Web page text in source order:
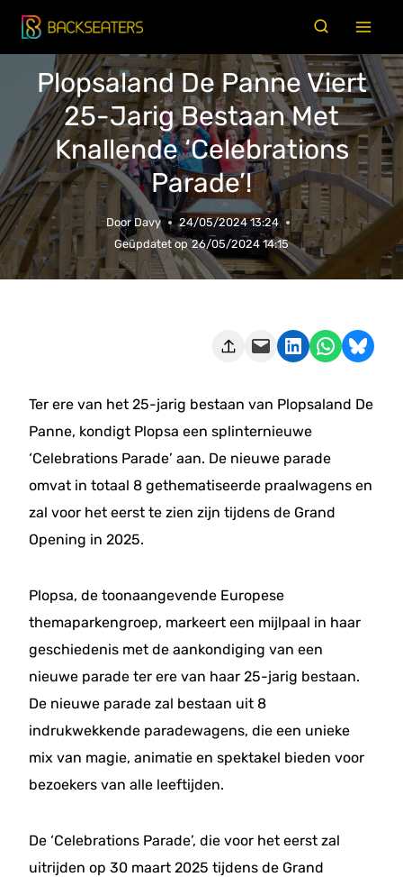
Doorgaan
naar
Plopsaland De Panne Viert
25-Jarig Bestaan Met
Knallende ‘Celebrations
Parade’!
Door Davy
24/05/2024 13:24
Geüpdatet op 26/05/2024 14:15
Deze pagina e-mailen Delen op LinkedIn Delen via WhatsApp Share on Bluesky
Ter ere van het 25-jarig bestaan van Plopsaland De
Panne, kondigt Plopsa een splinternieuwe
‘Celebrations Parade’ aan. De nieuwe parade
omvat in totaal 8 gethematiseerde praalwagens en
zal voor het eerst te zien zijn tijdens de Grand
Opening in 2025.
Plopsa, de toonaangevende Europese
themaparkengroep, markeert een mijlpaal in haar
geschiedenis met de aankondiging van een
nieuwe parade ter ere van haar 25-jarig bestaan.
De nieuwe parade zal bestaan uit 8
indrukwekkende paradewagens, die een unieke
mix van magie, animatie en spektakel bieden voor
bezoekers van alle leeftijden.
De ‘Celebrations Parade’, die voor het eerst zal
uitrijden op 30 maart 2025 tijdens de Grand